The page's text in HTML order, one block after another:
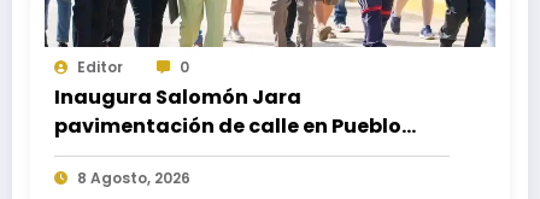
Editor 0
Inaugura Salomón Jara
pavimentación de calle en Pueblo
Nuevo; fortalece movilidad y
conectividad
8 Agosto, 2026